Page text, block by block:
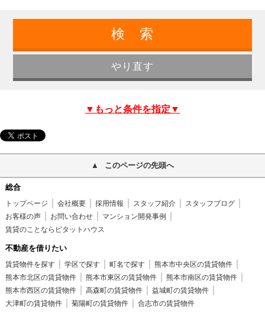
▼もっと条件を指定▼
このページの先頭へ
総合
トップページ 会社概要 採用情報 スタッフ紹介
スタッフブログ
お客様の声
お問い合わせ
マンション開発事例
賃貸のことならピタットハウス
不動産を借りたい
賃貸物件を探す 学区で探す 町名で探す
熊本市中央区の賃貸物件
熊本市北区の賃貸物件
熊本市東区の賃貸物件
熊本市南区の賃貸物件
熊本市西区の賃貸物件
高森町の賃貸物件
益城町の賃貸物件
大津町の賃貸物件
菊陽町の賃貸物件 合志市の賃貸物件